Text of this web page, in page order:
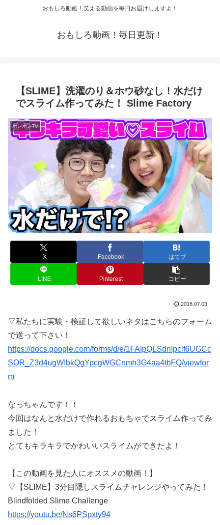
おもしろ動画！笑える動画を毎日お届けしますよ！
おもしろ動画！毎日更新！
【SLIME】洗濯のり＆ホウ砂なし！水だけ
でスライム作ってみた！ Slime Factory
ボンボンTV
X Facebook はてブ
LINE Pinterest コピー
2018.07.03
▽私たちに実験・検証して欲しいネタはこちらのフォーム
で送って下さい！
https://docs.google.com/forms/d/e/1FAIpQLSdnIpclf6UGCc
SOR_Z3d4ugWIbkQgYpcgWGCnmh3G4aa4tbFQ/viewfor
m
なっちゃんです！！
今回はなんと水だけで作れるおもちゃでスライム作ってみ
ました！
とてもキラキラでかわいいスライムができたよ！
【この動画を見た人にオススメの動画！】
▽【SLIME】3分目隠しスライムチャレンジやってみた！
Blindfolded Slime Challenge
https://youtu.be/Ns6PSpxty94